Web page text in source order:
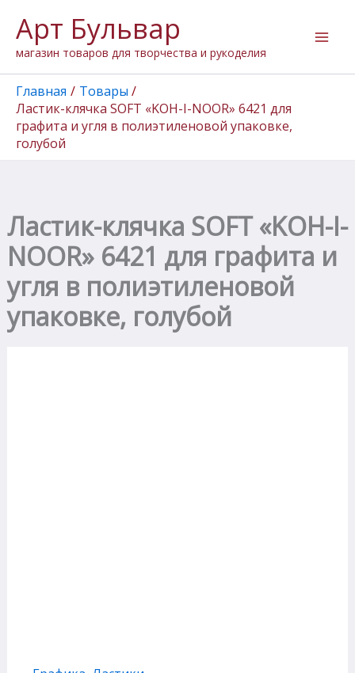
содержимому
Арт Бульвар
магазин товаров для творчества и рукоделия
Главная
Товары
Ластик-клячка SOFT «KOH-I-NOOR» 6421 для
графита и угля в полиэтиленовой упаковке,
голубой
Ластик-клячка SOFT «KOH-I-
NOOR» 6421 для графита и
угля в полиэтиленовой
упаковке, голубой
товара
Ластик-
клячка
SOFT
"KOH-
NOOR"
6421
для
полиэтиленовой
упаковке,
голубой